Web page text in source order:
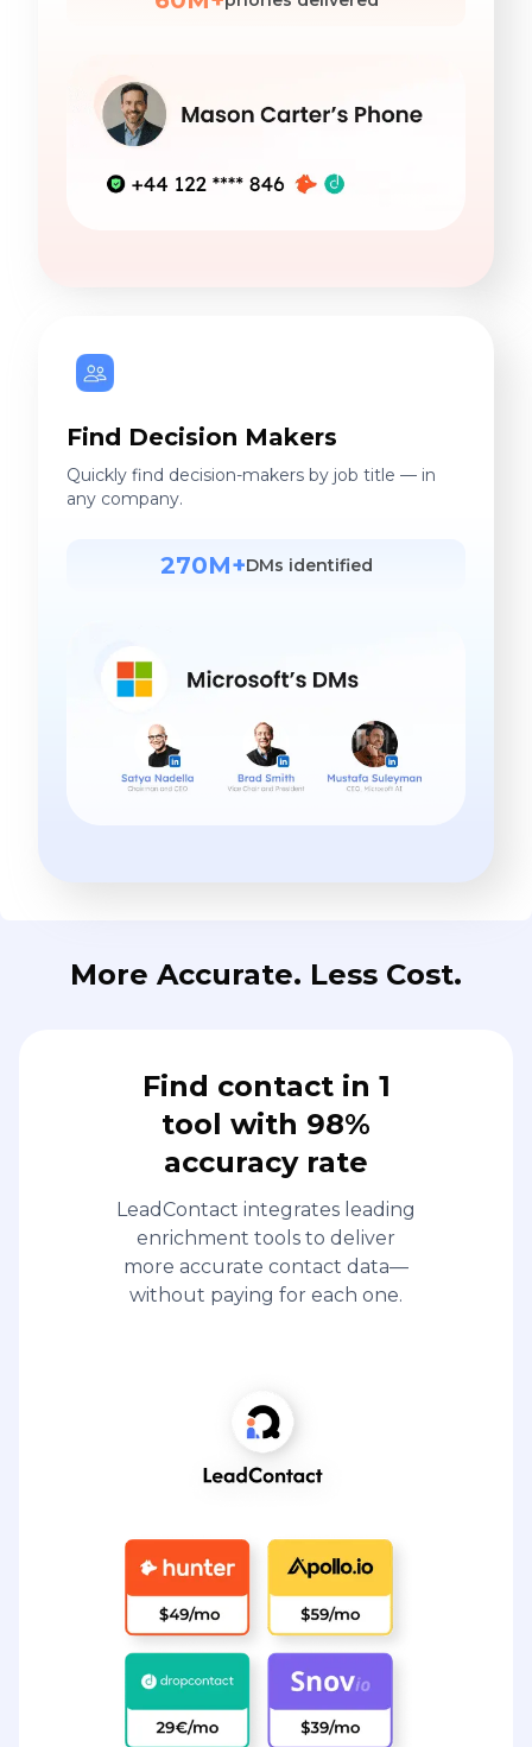
Find Decision Makers
Quickly find decision-makers by job title — in
any company.
270M+DMs identified
More Accurate. Less Cost.
Find contact in 1
tool with 98%
accuracy rate
LeadContact integrates leading
enrichment tools to deliver
more accurate contact data—
without paying for each one.